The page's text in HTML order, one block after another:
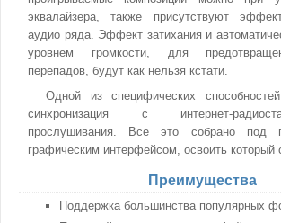
эквалайзера, также присутствуют
аудио ряда. Эффект затихания и
уровнем громкости, для
перепадов, будут как нельзя кстати.
Одной из специфических
синхронизация с интернет-
прослушивания. Все это собрано под
графическим интерфейсом, освоить
Преимущества
Поддержка большинства популярных